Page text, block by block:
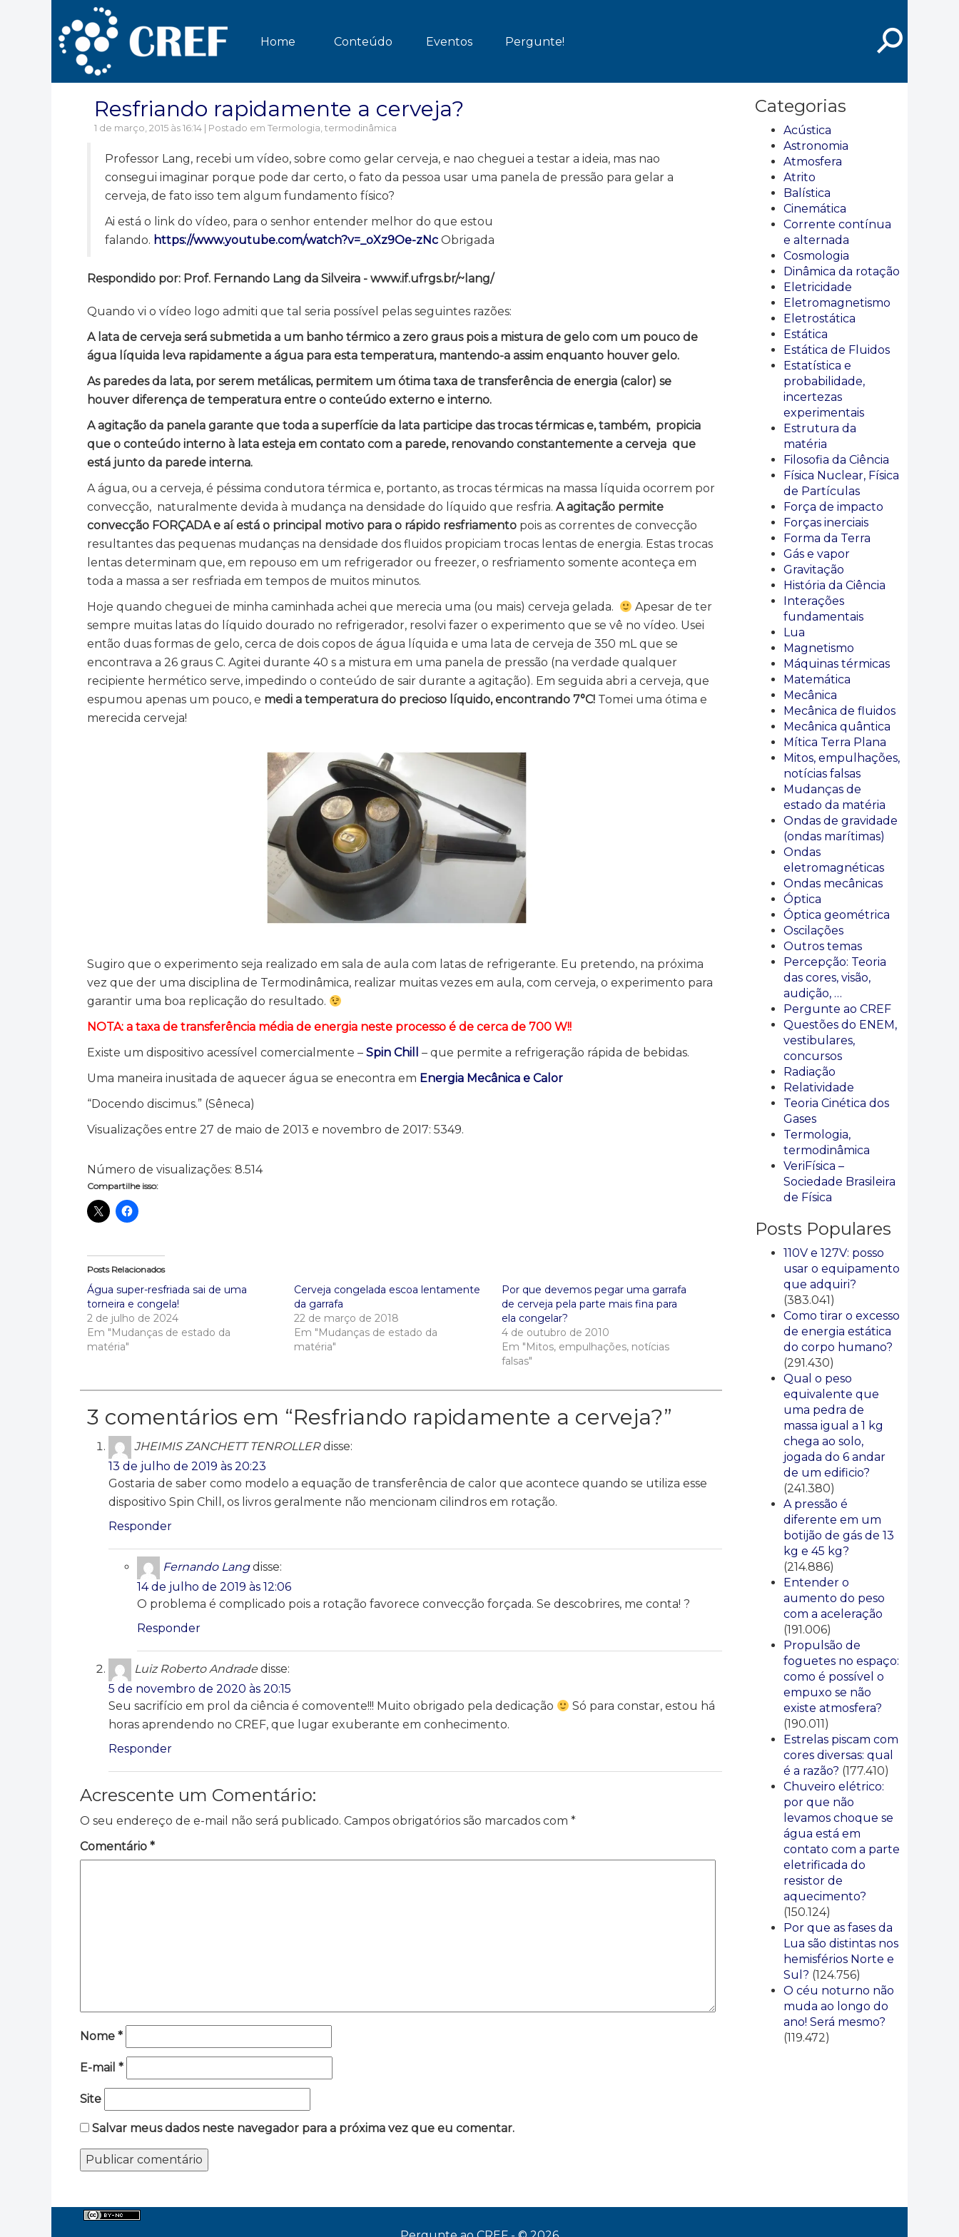
⚲
Home Conteúdo Eventos Pergunte!
Resfriando rapidamente a cerveja?
1 de março, 2015 às 16:14 | Postado em Termologia, termodinâmica
Professor Lang, recebi um vídeo, sobre como gelar cerveja, e nao cheguei a testar a ideia, mas nao
consegui imaginar porque pode dar certo, o fato da pessoa usar uma panela de pressão para gelar a
cerveja, de fato isso tem algum fundamento físico?
Ai está o link do vídeo, para o senhor entender melhor do que estou
falando. https://www.youtube.com/watch?v=_oXz9Oe-zNc Obrigada
Respondido por: Prof. Fernando Lang da Silveira - www.if.ufrgs.br/~lang/
Quando vi o vídeo logo admiti que tal seria possível pelas seguintes razões:
A lata de cerveja será submetida a um banho térmico a zero graus pois a mistura de gelo com um pouco de
água líquida leva rapidamente a água para esta temperatura, mantendo-a assim enquanto houver gelo.
As paredes da lata, por serem metálicas, permitem um ótima taxa de transferência de energia (calor) se
houver diferença de temperatura entre o conteúdo externo e interno.
A agitação da panela garante que toda a superfície da lata participe das trocas térmicas e, também, propicia
que o conteúdo interno à lata esteja em contato com a parede, renovando constantemente a cerveja que
está junto da parede interna.
A água, ou a cerveja, é péssima condutora térmica e, portanto, as trocas térmicas na massa líquida ocorrem por
convecção, naturalmente devida à mudança na densidade do líquido que resfria. A agitação permite
convecção FORÇADA e aí está o principal motivo para o rápido resfriamento pois as correntes de convecção
resultantes das pequenas mudanças na densidade dos fluidos propiciam trocas lentas de energia. Estas trocas
lentas determinam que, em repouso em um refrigerador ou freezer, o resfriamento somente aconteça em
toda a massa a ser resfriada em tempos de muitos minutos.
Hoje quando cheguei de minha caminhada achei que merecia uma (ou mais) cerveja gelada.
Apesar de ter
sempre muitas latas do líquido dourado no refrigerador, resolvi fazer o experimento que se vê no vídeo. Usei
então duas formas de gelo, cerca de dois copos de água líquida e uma lata de cerveja de 350 mL que se
encontrava a 26 graus C. Agitei durante 40 s a mistura em uma panela de pressão (na verdade qualquer
recipiente hermético serve, impedindo o conteúdo de sair durante a agitação). Em seguida abri a cerveja, que
espumou apenas um pouco, e medi a temperatura do precioso líquido, encontrando 7°C! Tomei uma ótima e
merecida cerveja!
Sugiro que o experimento seja realizado em sala de aula com latas de refrigerante. Eu pretendo, na próxima
vez que der uma disciplina de Termodinâmica, realizar muitas vezes em aula, com cerveja, o experimento para
garantir uma boa replicação do resultado.
NOTA: a taxa de transferência média de energia neste processo é de cerca de 700 W!!
Existe um dispositivo acessível comercialmente – Spin Chill
– que permite a refrigeração rápida de bebidas.
Uma maneira inusitada de aquecer água se enecontra em Energia Mecânica e Calor
“Docendo discimus.” (Sêneca)
Visualizações entre 27 de maio de 2013 e novembro de 2017: 5349.
Número de visualizações: 8.514
Compartilhe isso:
Posts Relacionados
Água super-resfriada sai de uma
torneira e congela!
2 de julho de 2024
Em "Mudanças de estado da
matéria"
Cerveja congelada escoa lentamente
da garrafa
22 de março de 2018
Em "Mudanças de estado da
matéria"
Por que devemos pegar uma garrafa
de cerveja pela parte mais fina para
ela congelar?
4 de outubro de 2010
Em "Mitos, empulhações, notícias
falsas"
3 comentários em “Resfriando rapidamente a cerveja?”
JHEIMIS ZANCHETT TENROLLER disse:
13 de julho de 2019 às 20:23
Gostaria de saber como modelo a equação de transferência de calor que acontece quando se utiliza esse
dispositivo Spin Chill, os livros geralmente não mencionam cilindros em rotação.
Responder
Fernando Lang disse:
14 de julho de 2019 às 12:06
O problema é complicado pois a rotação favorece convecção forçada. Se descobrires, me conta! ?
Responder
Luiz Roberto Andrade disse:
5 de novembro de 2020 às 20:15
Seu sacrifício em prol da ciência é comovente!!! Muito obrigado pela dedicação
Só para constar, estou há
horas aprendendo no CREF, que lugar exuberante em conhecimento.
Responder
Acrescente um Comentário:
O seu endereço de e-mail não será publicado. Campos obrigatórios são marcados com *
Comentário *
Nome *
E-mail *
Site
Salvar meus dados neste navegador para a próxima vez que eu comentar.
Categorias
Acústica
Astronomia
Atmosfera
Atrito
Balística
Cinemática
Corrente contínua
e alternada
Cosmologia
Dinâmica da rotação
Eletricidade
Eletromagnetismo
Eletrostática
Estática
Estática de Fluidos
Estatística e
probabilidade,
incertezas
experimentais
Estrutura da
matéria
Filosofia da Ciência
Física Nuclear, Física
de Partículas
Força de impacto
Forças inerciais
Forma da Terra
Gás e vapor
Gravitação
História da Ciência
Interações
fundamentais
Lua
Magnetismo
Máquinas térmicas
Matemática
Mecânica
Mecânica de fluidos
Mecânica quântica
Mítica Terra Plana
Mitos, empulhações,
notícias falsas
Mudanças de
estado da matéria
Ondas de gravidade
(ondas marítimas)
Ondas
eletromagnéticas
Ondas mecânicas
Óptica
Óptica geométrica
Oscilações
Outros temas
Percepção: Teoria
das cores, visão,
audição, …
Pergunte ao CREF
Questões do ENEM,
vestibulares,
concursos
Radiação
Relatividade
Teoria Cinética dos
Gases
Termologia,
termodinâmica
VeriFísica –
Sociedade Brasileira
de Física
Posts Populares
110V e 127V: posso
usar o equipamento
que adquiri?
(383.041)
Como tirar o excesso
de energia estática
do corpo humano?
(291.430)
Qual o peso
equivalente que
uma pedra de
massa igual a 1 kg
chega ao solo,
jogada do 6 andar
de um edificio?
(241.380)
A pressão é
diferente em um
botijão de gás de 13
kg e 45 kg?
(214.886)
Entender o
aumento do peso
com a aceleração
(191.006)
Propulsão de
foguetes no espaço:
como é possível o
empuxo se não
existe atmosfera?
(190.011)
Estrelas piscam com
cores diversas: qual
é a razão? (177.410)
Chuveiro elétrico:
por que não
levamos choque se
água está em
contato com a parte
eletrificada do
resistor de
aquecimento?
(150.124)
Por que as fases da
Lua são distintas nos
hemisférios Norte e
Sul? (124.756)
O céu noturno não
muda ao longo do
ano! Será mesmo?
(119.472)